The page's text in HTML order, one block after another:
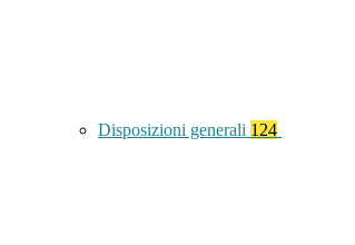
Disposizioni generali 124